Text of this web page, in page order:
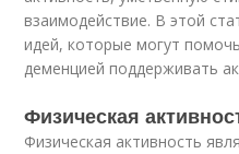
взаимодействие. В этой
идей, которые могут
деменцией поддерживать
Физическая
Физическая активность